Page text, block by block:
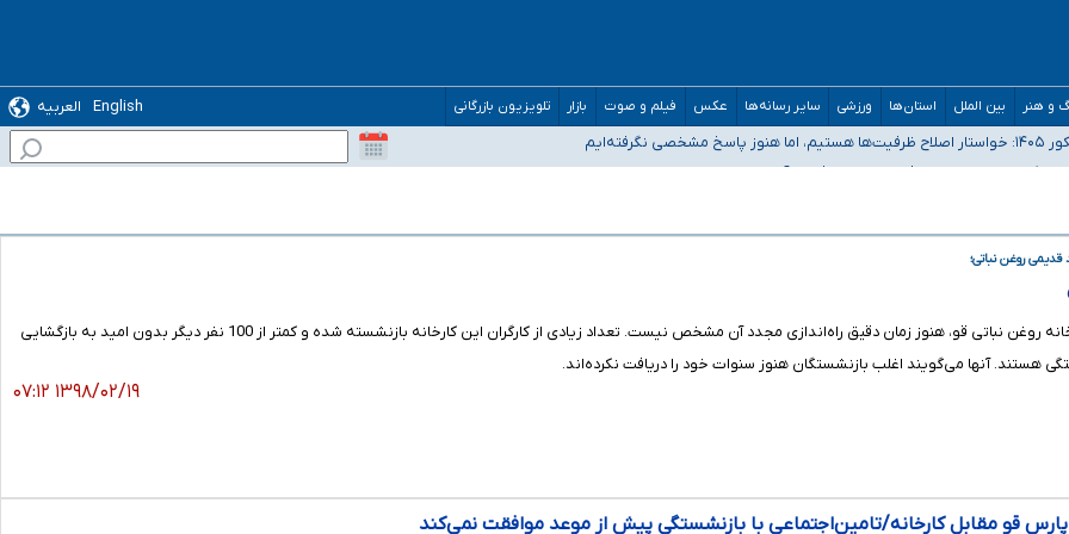
و هنر بین الملل استان‌ها ورزشی سایر رسانه‌ها عکس فیلم و صوت بازار تلویزیون بازرگانی English
العربیه
سنگین اجتماعی انتشار تصاویر خصوصی برای قربانیان/ سوءاستفاده مجرمان از ترس رسوایی
دکترای تخصصی جغرافیای نظامی دافوس آجا
قدیمی روغن نباتی؛
با گذشت دو سال از تعطیلی کارخانه روغن نباتی قو، هنوز زمان دقیق راه‌اندازی مجدد آن مشخص نیست. تعداد زیادی از کارگران این کارخانه بازنشسته شده و کمتر از 100 نفر دیگر بدون امید به بازگشایی
هستند. آنها می‌گویند اغلب بازنشستگان هنوز سنوات خود را دریافت نکرده‌اند.
۱۳۹۸/۰۲/۱۹ ۰۷:۱۲
پارس قو مقابل کارخانه/تامین‌اجتماعی با بازنشستگی پیش از موعد موافقت نمی‌کند